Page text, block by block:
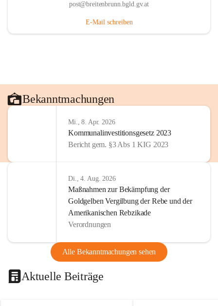
post@breitenbrunn.bgld.gv.at
E-Mail schreiben
Bekanntmachungen
Mi., 8. Apr. 2026
Kommunalinvestitionsgesetz 2023
Bericht gem. §3 Abs 1 KIG 2023
Di., 4. Aug. 2026
Maßnahmen zur Bekämpfung der
Goldgelben Vergilbung der Rebe und der
Amerikanischen Rebzikade
Verordnungen
Alle Bekanntmachungen sehen
Aktuelle Beiträge